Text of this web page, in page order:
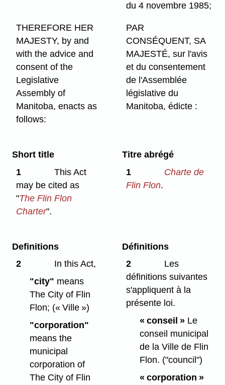
du 4 novembre 1985;
THEREFORE HER
MAJESTY, by and
with the advice and
consent of the
Legislative
Assembly of
Manitoba, enacts as
follows:
PAR
CONSÉQUENT, SA
MAJESTÉ, sur l'avis
et du consentement
de l'Assemblée
législative du
Manitoba, édicte :
Short title
1
This Act
may be cited as
"The Flin Flon
Charter".
Titre abrégé
1
Charte de
Flin Flon.
Definitions
2
In this Act,
"city" means
The City of Flin
Flon; (« Ville »)
"corporation"
means the
municipal
corporation of
The City of Flin
Définitions
2
Les
définitions suivantes
s'appliquent à la
présente loi.
« conseil »Le
conseil municipal
de la Ville de Flin
Flon. ("council")
« corporation »